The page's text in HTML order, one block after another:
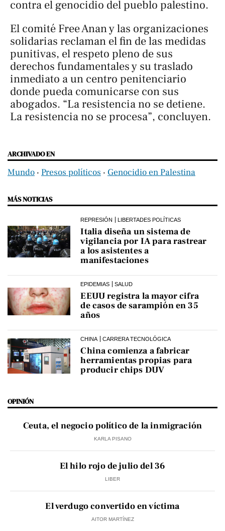
contra el genocidio del pueblo palestino.
El comité Free Anany las organizaciones
solidarias reclaman el fin de las medidas
punitivas, el respeto pleno de sus
derechos fundamentales y su traslado
inmediato a un centro penitenciario
donde pueda comunicarse con sus
abogados. “La resistencia no se detiene.
La resistencia no se procesa”, concluyen.
ARCHIVADO EN
Mundo ‧ Presos políticos ‧ Genocidio en Palestina
MÁS NOTICIAS
REPRESIÓN LIBERTADES POLÍTICAS
Italia diseña un sistema de
vigilancia por IA para rastrear
a los asistentes a
manifestaciones
EPIDEMIAS SALUD
EEUU registra la mayor cifra
de casos de sarampión en 35
años
CHINA CARRERA TECNOLÓGICA
China comienza a fabricar
herramientas propias para
producir chips DUV
OPINIÓN
Ceuta, el negocio político de la inmigración
KARLA PISANO
El hilo rojo de julio del 36
LIBER
El verdugo convertido en víctima
AITOR MARTÍNEZ